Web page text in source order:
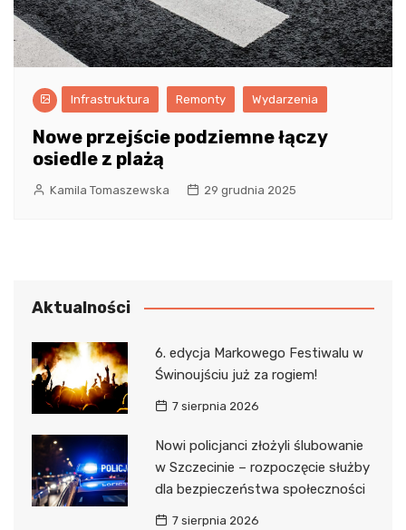
Infrastruktura Remonty Wydarzenia
Nowe przejście podziemne łączy
osiedle z plażą
Kamila Tomaszewska 29 grudnia 2025
Aktualności
6. edycja Markowego Festiwalu w
Świnoujściu już za rogiem!
7 sierpnia 2026
Nowi policjanci złożyli ślubowanie
w Szczecinie – rozpoczęcie służby
dla bezpieczeństwa społeczności
7 sierpnia 2026